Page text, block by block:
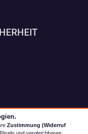
Zustimmung (Widerruf